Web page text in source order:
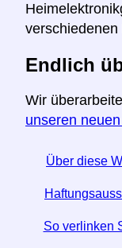
verschiedenen
Endlich
Wir
unseren
Über diese
So verlinken